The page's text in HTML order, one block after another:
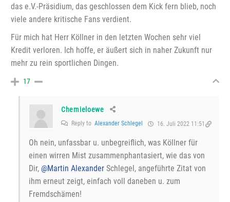
das e.V.-Präsidium, das geschlossen dem Kick fern blieb, noch
viele andere kritische Fans verdient.
Für mich hat Herr Köllner in den letzten Wochen sehr viel
Kredit verloren. Ich hoffe, er äußert sich in naher Zukunft nur
mehr zu rein sportlichen Dingen.
17
Chemieloewe
Reply to Alexander Schlegel 16. Juli 2022 11:51
Oh nein, unfassbar u. unbegreiflich, was Köllner für
einen wirren Mist zusammenphantasiert, wie das von
Dir, @Martin Alexander Schlegel, angeführte Zitat von
ihm erneut zeigt, einfach voll daneben u. zum
Fremdschämen!